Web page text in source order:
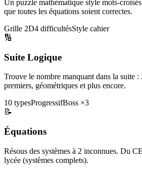
Un puzzle mathématique style mots-
que toutes les équations soient correctes.
Grille 2D4 difficultésStyle cahier
🔢
Suite Logique
Trouve le nombre manquant dans la suite
premiers, géométriques et plus encore.
10 typesProgressifBoss ×3
📝
Équations
Résous des systèmes à 2 inconnues. Du
lycée (systèmes complets).